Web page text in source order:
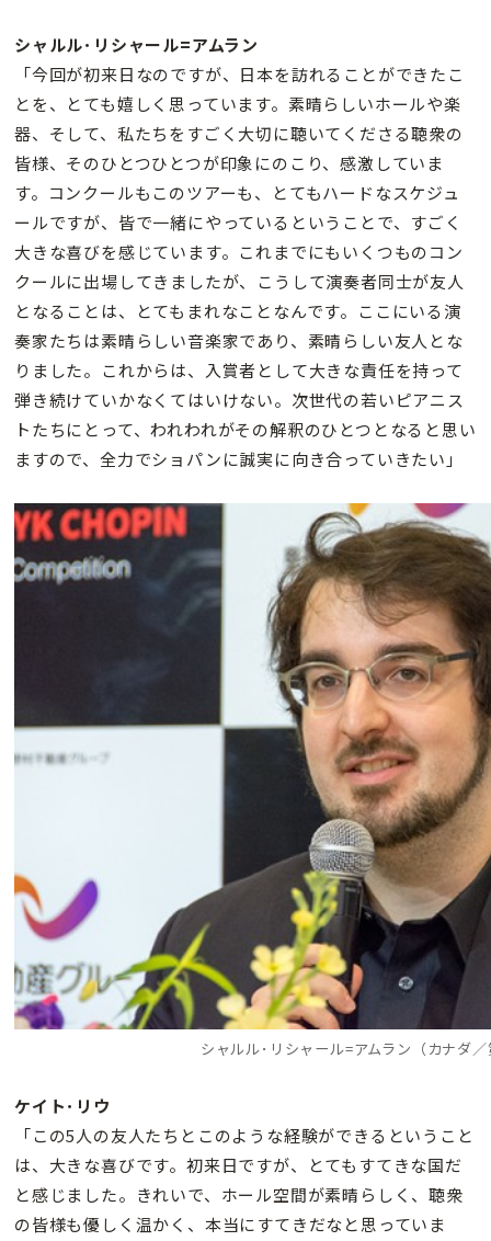
シャルル･リシャール=アムラン
「今回が初来日なのですが、日本を訪れることができたこ
とを、とても嬉しく思っています。素晴らしいホールや楽
器、そして、私たちをすごく大切に聴いてくださる聴衆の
皆様、そのひとつひとつが印象にのこり、感激していま
す。コンクールもこのツアーも、とてもハードなスケジュ
ールですが、皆で一緒にやっているということで、すごく
大きな喜びを感じています。これまでにもいくつものコン
クールに出場してきましたが、こうして演奏者同士が友人
となることは、とてもまれなことなんです。ここにいる演
奏家たちは素晴らしい音楽家であり、素晴らしい友人とな
りました。これからは、入賞者として大きな責任を持って
弾き続けていかなくてはいけない。次世代の若いピアニス
トたちにとって、われわれがその解釈のひとつとなると思い
ますので、全力でショパンに誠実に向き合っていきたい」
シャルル･リシャール=アムラン（カナダ
ケイト･リウ
「この5人の友人たちとこのような経験ができるということ
は、大きな喜びです。初来日ですが、とてもすてきな国だ
と感じました。きれいで、ホール空間が素晴らしく、聴衆
の皆様も優しく温かく、本当にすてきだなと思っていま